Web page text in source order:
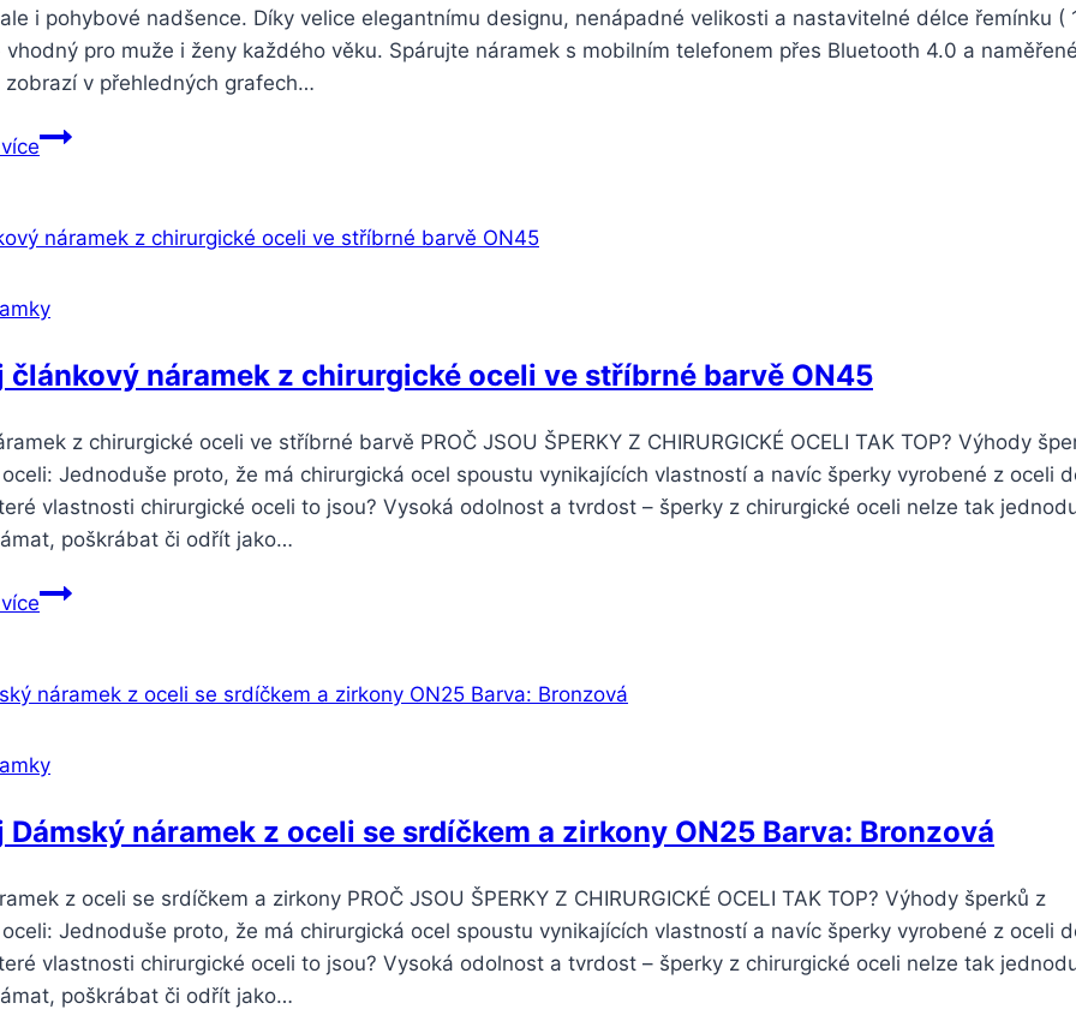
i pohybové nadšence. Díky velice elegantnímu designu, nenápadné velikosti a nastavitelné délce řemínku (
vhodný pro muže i ženy každého věku. Spárujte náramek s mobilním telefonem přes Bluetooth 4.0 a
v přehledných grafech…
Smartuj
fitness
5
barev
SMW000019
Modrá
článkový náramek z chirurgické oceli ve stříbrné barvě ON45
z chirurgické oceli ve stříbrné barvě PROČ JSOU ŠPERKY Z CHIRURGICKÉ OCELI TAK TOP? Výhody
Jednoduše proto, že má chirurgická ocel spoustu vynikajících vlastností a navíc šperky vyrobené z oceli
vlastnosti chirurgické oceli to jsou? Vysoká odolnost a tvrdost – šperky z chirurgické oceli nelze tak
poškrábat či odřít jako…
Smartuj
z
ve
stříbrné
barvě
Dámský náramek z oceli se srdíčkem a zirkony ON25 Barva: Bronzová
z oceli se srdíčkem a zirkony PROČ JSOU ŠPERKY Z CHIRURGICKÉ OCELI TAK TOP? Výhody šperků z
Jednoduše proto, že má chirurgická ocel spoustu vynikajících vlastností a navíc šperky vyrobené z oceli
vlastnosti chirurgické oceli to jsou? Vysoká odolnost a tvrdost – šperky z chirurgické oceli nelze tak
poškrábat či odřít jako…